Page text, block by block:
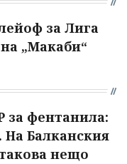
за Лига
„Макаби“
за фентанила:
На Балканския
нещо